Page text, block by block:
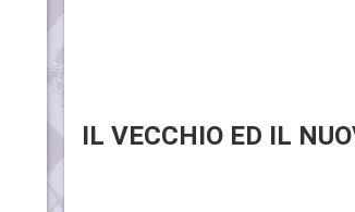
IL VECCHIO ED IL